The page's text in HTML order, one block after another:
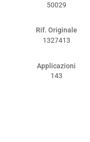
50029
Rif. Originale
1327413
Applicazioni
143